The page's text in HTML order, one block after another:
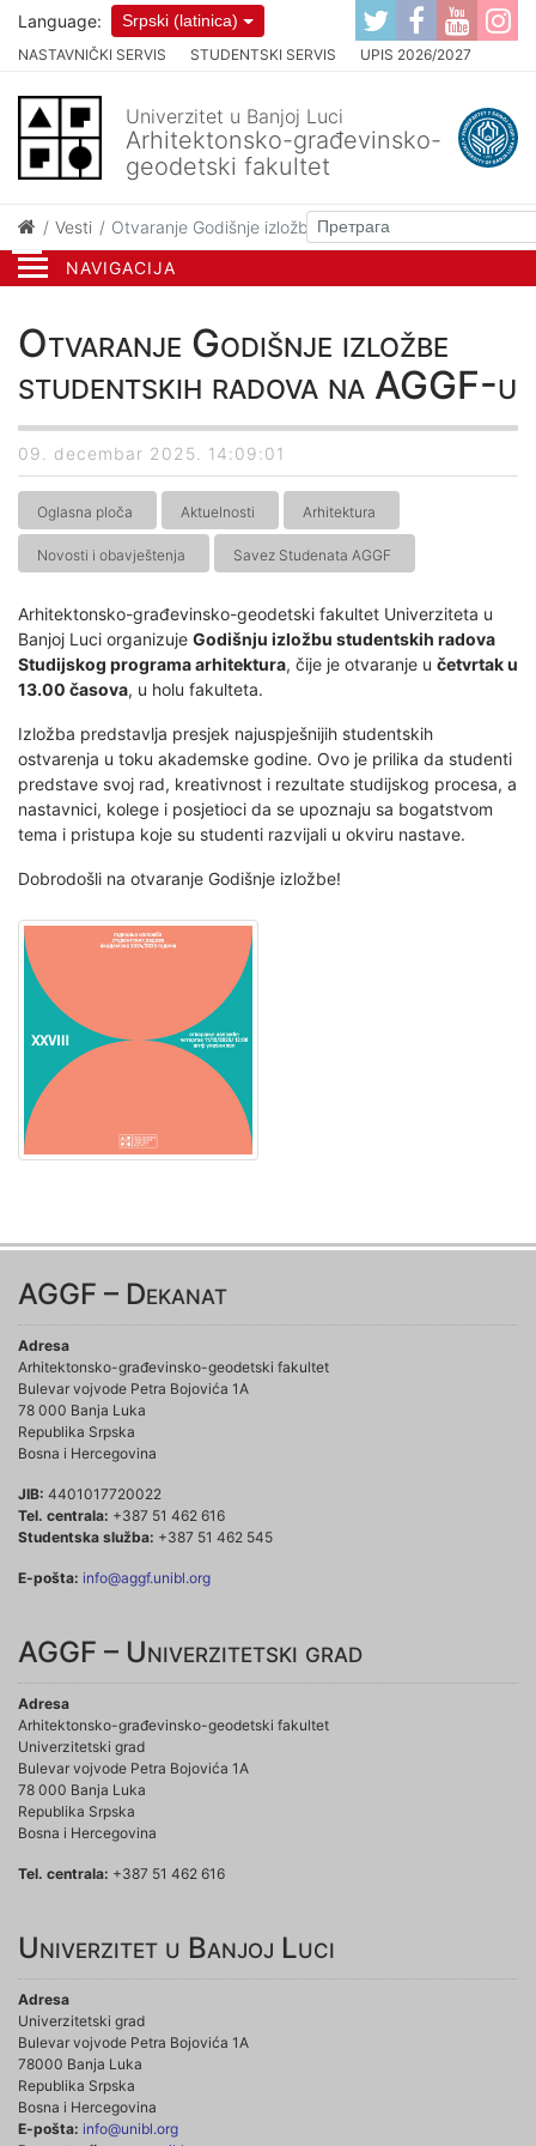
NAVIGACIJA
NASTAVNIČKI SERVIS STUDENTSKI SERVIS UPIS 2026/2027
Language: Srpski (latinica)
Univerzitet u Banjoj Luci
Arhitektonsko-građevinsko-
geodetski fakultet
Vesti Otvaranje Godišnje izložbe studentskih radova na
Otvaranje Godišnje izložbe
studentskih radova na AGGF-u
09. decembar 2025. 14:09:01
Oglasna ploča Aktuelnosti Arhitektura
Novosti i obavještenja Savez Studenata AGGF
Arhitektonsko-građevinsko-geodetski fakultet Univerziteta u
Banjoj Luci organizuje Godišnju izložbu studentskih radova
Studijskog programa arhitektura, čije je otvaranje u četvrtak u
13.00 časova, u holu fakulteta.
Izložba predstavlja presjek najuspješnijih studentskih
ostvarenja u toku akademske godine. Ovo je prilika da studenti
predstave svoj rad, kreativnost i rezultate studijskog procesa, a
nastavnici, kolege i posjetioci da se upoznaju sa bogatstvom
tema i pristupa koje su studenti razvijali u okviru nastave.
Dobrodošli na otvaranje Godišnje izložbe!
AGGF – Dekanat
Adresa
Arhitektonsko-građevinsko-geodetski fakultet
Bulevar vojvode Petra Bojovića 1A
78 000 Banja Luka
Republika Srpska
Bosna i Hercegovina
JIB: 4401017720022
Tel. centrala: +387 51 462 616
Studentska služba: +387 51 462 545
E-pošta: info@aggf.unibl.org
AGGF – Univerzitetski grad
Adresa
Arhitektonsko-građevinsko-geodetski fakultet
Univerzitetski grad
Bulevar vojvode Petra Bojovića 1A
78 000 Banja Luka
Republika Srpska
Bosna i Hercegovina
Tel. centrala: +387 51 462 616
Univerzitet u Banjoj Luci
Adresa
Univerzitetski grad
Bulevar vojvode Petra Bojovića 1A
78000 Banja Luka
Republika Srpska
Bosna i Hercegovina
E-pošta: info@unibl.org